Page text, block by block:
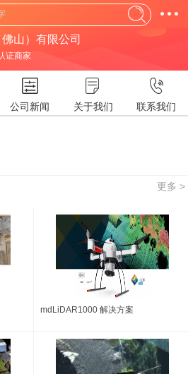
山）有限公司
证商家
公司新闻 关于我们 联系我们
更多 >
mdLiDAR1000 解决方案